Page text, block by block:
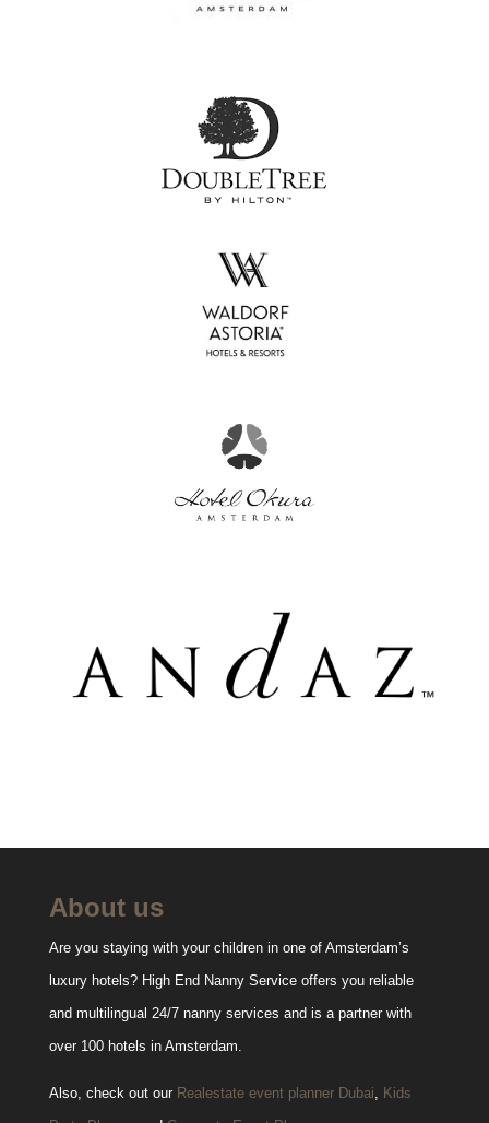
About us
Are you staying with your children in one of Amsterdam’s
luxury hotels? High End Nanny Service offers you reliable
and multilingual 24/7 nanny services and is a partner with
over 100 hotels in Amsterdam.
Also, check out our Realestate event planner Dubai, Kids